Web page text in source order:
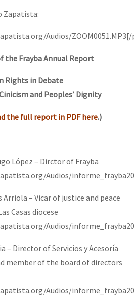
Zapatista:
Audios/
the Frayba Annual Report
Rights in Debate
and Peoples’ Dignity
the full report in PDF here.)
López – Dirctor of Frayba
Audios/
Arriola – Vicar of justice and peace
Casas diocese
Audios/
– Director of Servicios y Acesoría
member of the board of directors
Audios/